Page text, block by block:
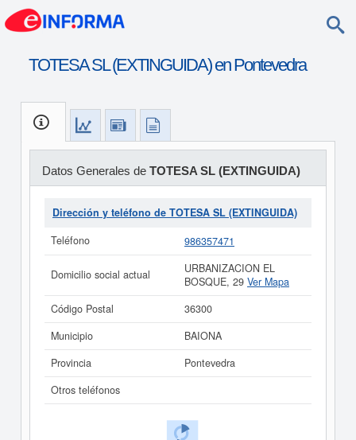
TOTESA SL (EXTINGUIDA) en Pontevedra
Datos Generales de TOTESA SL (EXTINGUIDA)
Dirección y teléfono de TOTESA SL (EXTINGUIDA)
Teléfono
986357471
Domicilio social actual
URBANIZACION EL
BOSQUE, 29 Ver Mapa
Código Postal
36300
Municipio
BAIONA
Provincia
Pontevedra
Otros teléfonos